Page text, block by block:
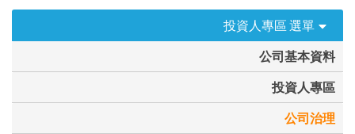
投資人專區 選單
公司基本資料
投資人專區
公司治理